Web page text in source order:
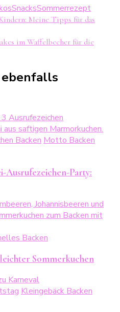
SnacksSommerrezept
Meine Tipps für das
im Waffelbecher für die
Backen Motto Backen
Ausrufezeichen-Party:
Backen
Sommerkuchen
Kleingebäck Backen